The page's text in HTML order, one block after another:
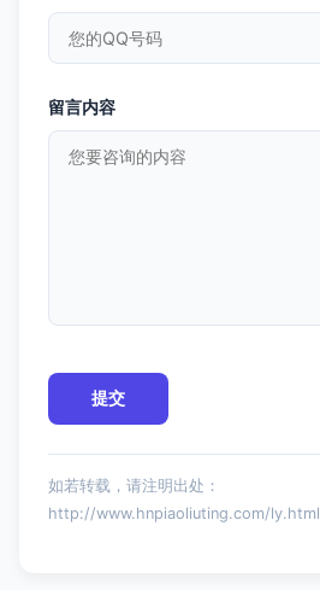
留言内容
如若转载，请注明出处：
http://www.hnpiaoliuting.com/ly.html